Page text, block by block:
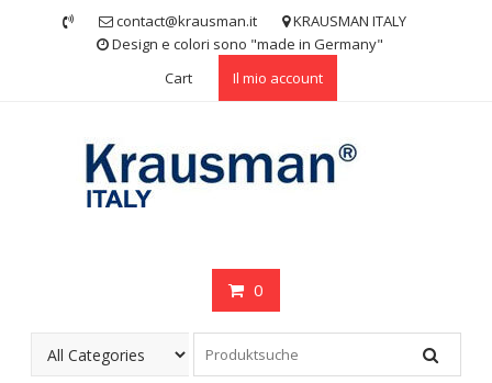
contact@krausman.it
KRAUSMAN ITALY
Design e colori sono "made in Germany"
Cart
Il mio account
0